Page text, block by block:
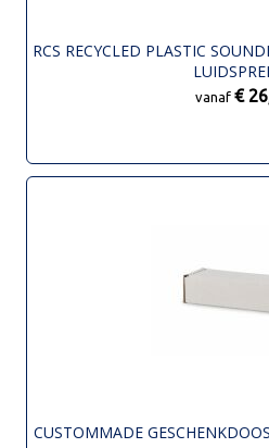
RCS RECYCLED PLASTIC
vanaf €
CUSTOMMADE